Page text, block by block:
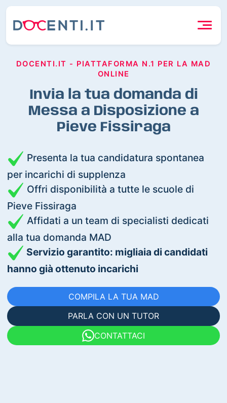
DOCENTI.IT - PIATTAFORMA N.1 PER LA MAD
ONLINE
Invia la tua domanda di
Messa a Disposizione a
Pieve Fissiraga
Presenta la tua candidatura spontanea
per incarichi di supplenza
Offri disponibilità a tutte le scuole di
Pieve Fissiraga
Affidati a un team di specialisti dedicati
alla tua domanda MAD
Servizio garantito: migliaia di candidati
hanno già ottenuto incarichi
COMPILA LA TUA MAD
PARLA CON UN TUTOR
CONTATTACI